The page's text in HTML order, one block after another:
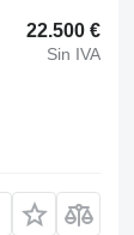
22.500 €
Sin IVA